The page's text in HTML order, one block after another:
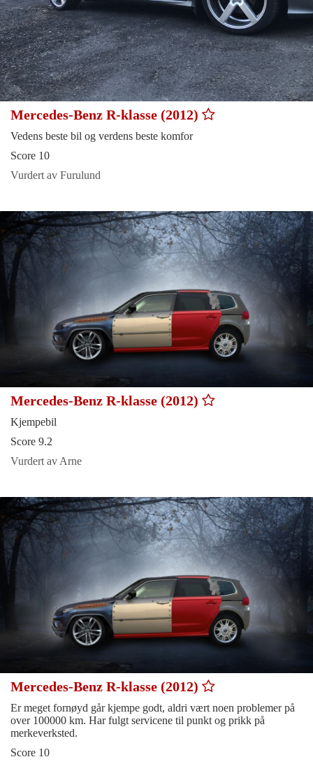
Mercedes-Benz R-klasse (2012)
Vedens beste bil og verdens beste komfor
Score 10
Vurdert av Furulund
Mercedes-Benz R-klasse (2012)
Kjempebil
Score 9.2
Vurdert av Arne
Mercedes-Benz R-klasse (2012)
Er meget fornøyd går kjempe godt, aldri vært noen problemer på
over 100000 km. Har fulgt servicene til punkt og prikk på
merkeverksted.
Score 10